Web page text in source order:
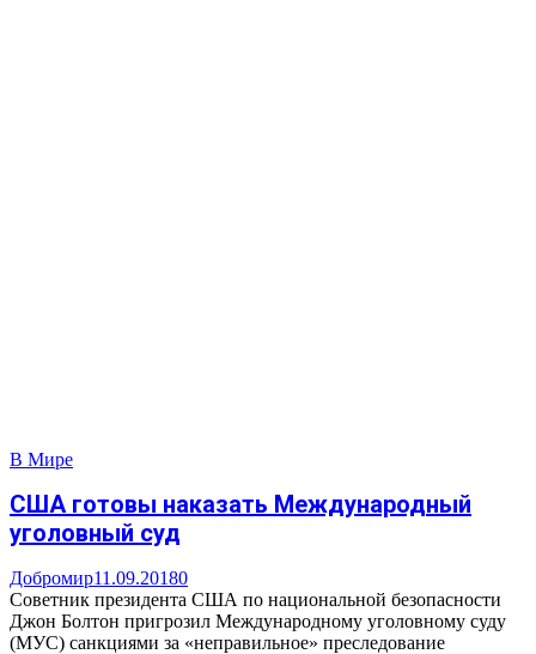
В Мире
США готовы наказать Международный
уголовный суд
Добромир11.09.20180
Советник президента США по национальной безопасности
Джон Болтон пригрозил Международному уголовному суду
(МУС) санкциями за «неправильное» преследование